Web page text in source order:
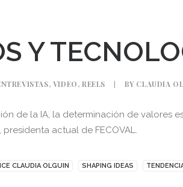
Y
, VIDEO,REELS | BY CLAUDIA
de la IA, la determinación de valores
actual de FECOVAL.
CLAUDIA OLGUIN SHAPING IDEAS